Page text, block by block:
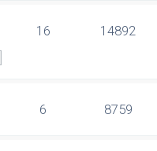
16 14892
6 8759